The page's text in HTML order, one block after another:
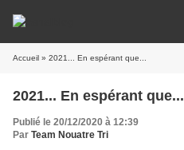
Accueil » 2021... En espérant que...
2021... En espérant que...
Publié le 20/12/2020 à 12:39
Par Team Nouatre Tri